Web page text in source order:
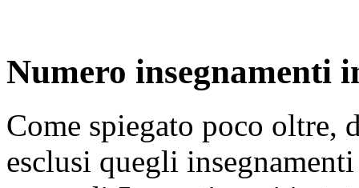
Numero insegnamenti
Come spiegato poco oltre,
esclusi quegli